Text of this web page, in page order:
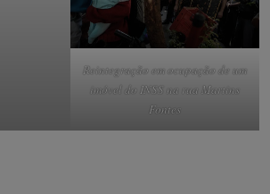
Reintegração em ocupação de um
imóvel do INSS na rua Martins
Fontes